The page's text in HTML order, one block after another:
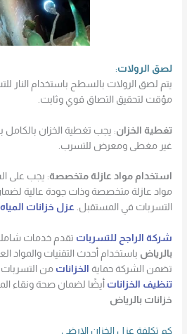
لصق الرولات:
يتم لصق الرولات بالسطح باستخدام النار
مؤقت لتحقيق التصاق قوي وثابت.
تغطية الخزان: يجب تغطية الخزان بالكامل
غير مغطى ومعرض للتسرب.
استخدام مواد عازلة متخصصة: يجب على
مواد عازلة متخصصة وذات جودة عالية
التسربات في المستقبل. عزل خزانات المياه
شركة الراجح للتسربات تقدم خدمات
بالرياض باستخدام أحدث التقنيات والمواد
تضمن الشركة حماية الخزانات من التسربات
تنظيف الخزانات أيضًا لضمان صحة ونقاء
خزانات بالرياض
كم تكلفة عزل الخزان الارضي